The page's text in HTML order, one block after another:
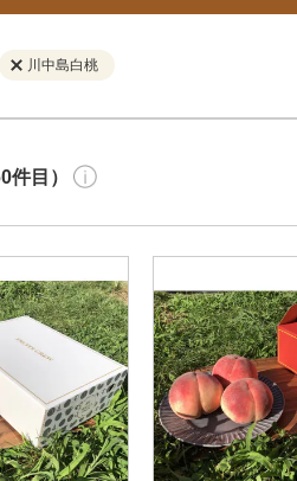
川中島白桃
解除
決済
発送種別
通常
冷蔵便
冷凍便
件目）